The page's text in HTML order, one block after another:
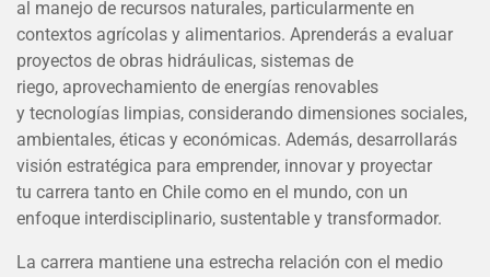
al manejo de recursos naturales, particularmente en
contextos agrícolas y alimentarios. Aprenderás a evaluar
proyectos de obras hidráulicas, sistemas de
riego, aprovechamiento de energías renovables
y tecnologías limpias, considerando dimensiones sociales,
ambientales, éticas y económicas. Además, desarrollarás
visión estratégica para emprender, innovar y proyectar
tu carrera tanto en Chile como en el mundo, con un
enfoque interdisciplinario, sustentable y transformador.
La carrera mantiene una estrecha relación con el medio